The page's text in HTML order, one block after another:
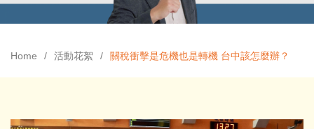
Home 活動花絮 關稅衝擊是危機也是轉機 台中該怎麼辦？